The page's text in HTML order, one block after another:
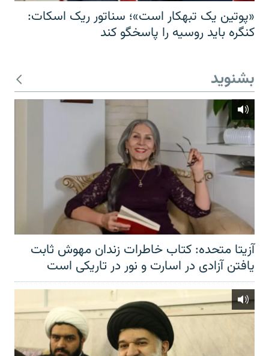
«پوتین یک تبهکار است»؛ سناتور ریک اسکات:
کنگره باید روسیه را پاسخگو کند
بشنوید
آزیتا متحده: کتاب خاطرات زندان مهوش ثابت
یافتن آزادی در اسارت و نور در تاریکی است